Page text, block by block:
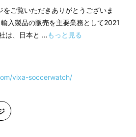
登録番号：あり
者登録番号の記
必要な場合は、
（適格請求書発行
載のあるインボイ
Makuakeメッセー
ご覧いただきありがとうございま
入製品の販売を主要業務として2021
は、日本と …もっと見る
vixa-soccerwatch/